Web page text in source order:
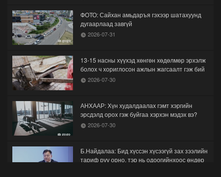
ФОТО: Сайхан амьдаръя гэхээр шатахуунд
дугаарлаад завгүй
2026-07-31
13-15 насны хүүхэд хөнгөн хөдөлмөр эрхэлж
болох ч хориглосон ажлын жагсаалт гэж бий
2026-07-30
АНХААР: Хүн худалдаалах гэмт хэргийн
эрсдэлд орох гэж буйгаа хэрхэн мэдэх вэ?
2026-07-30
Б.Найдалаа: Бид хүссэн хүсээгүй зах зээлийн
тариф руу орно, тэр нь одоогийнхоос өндөр